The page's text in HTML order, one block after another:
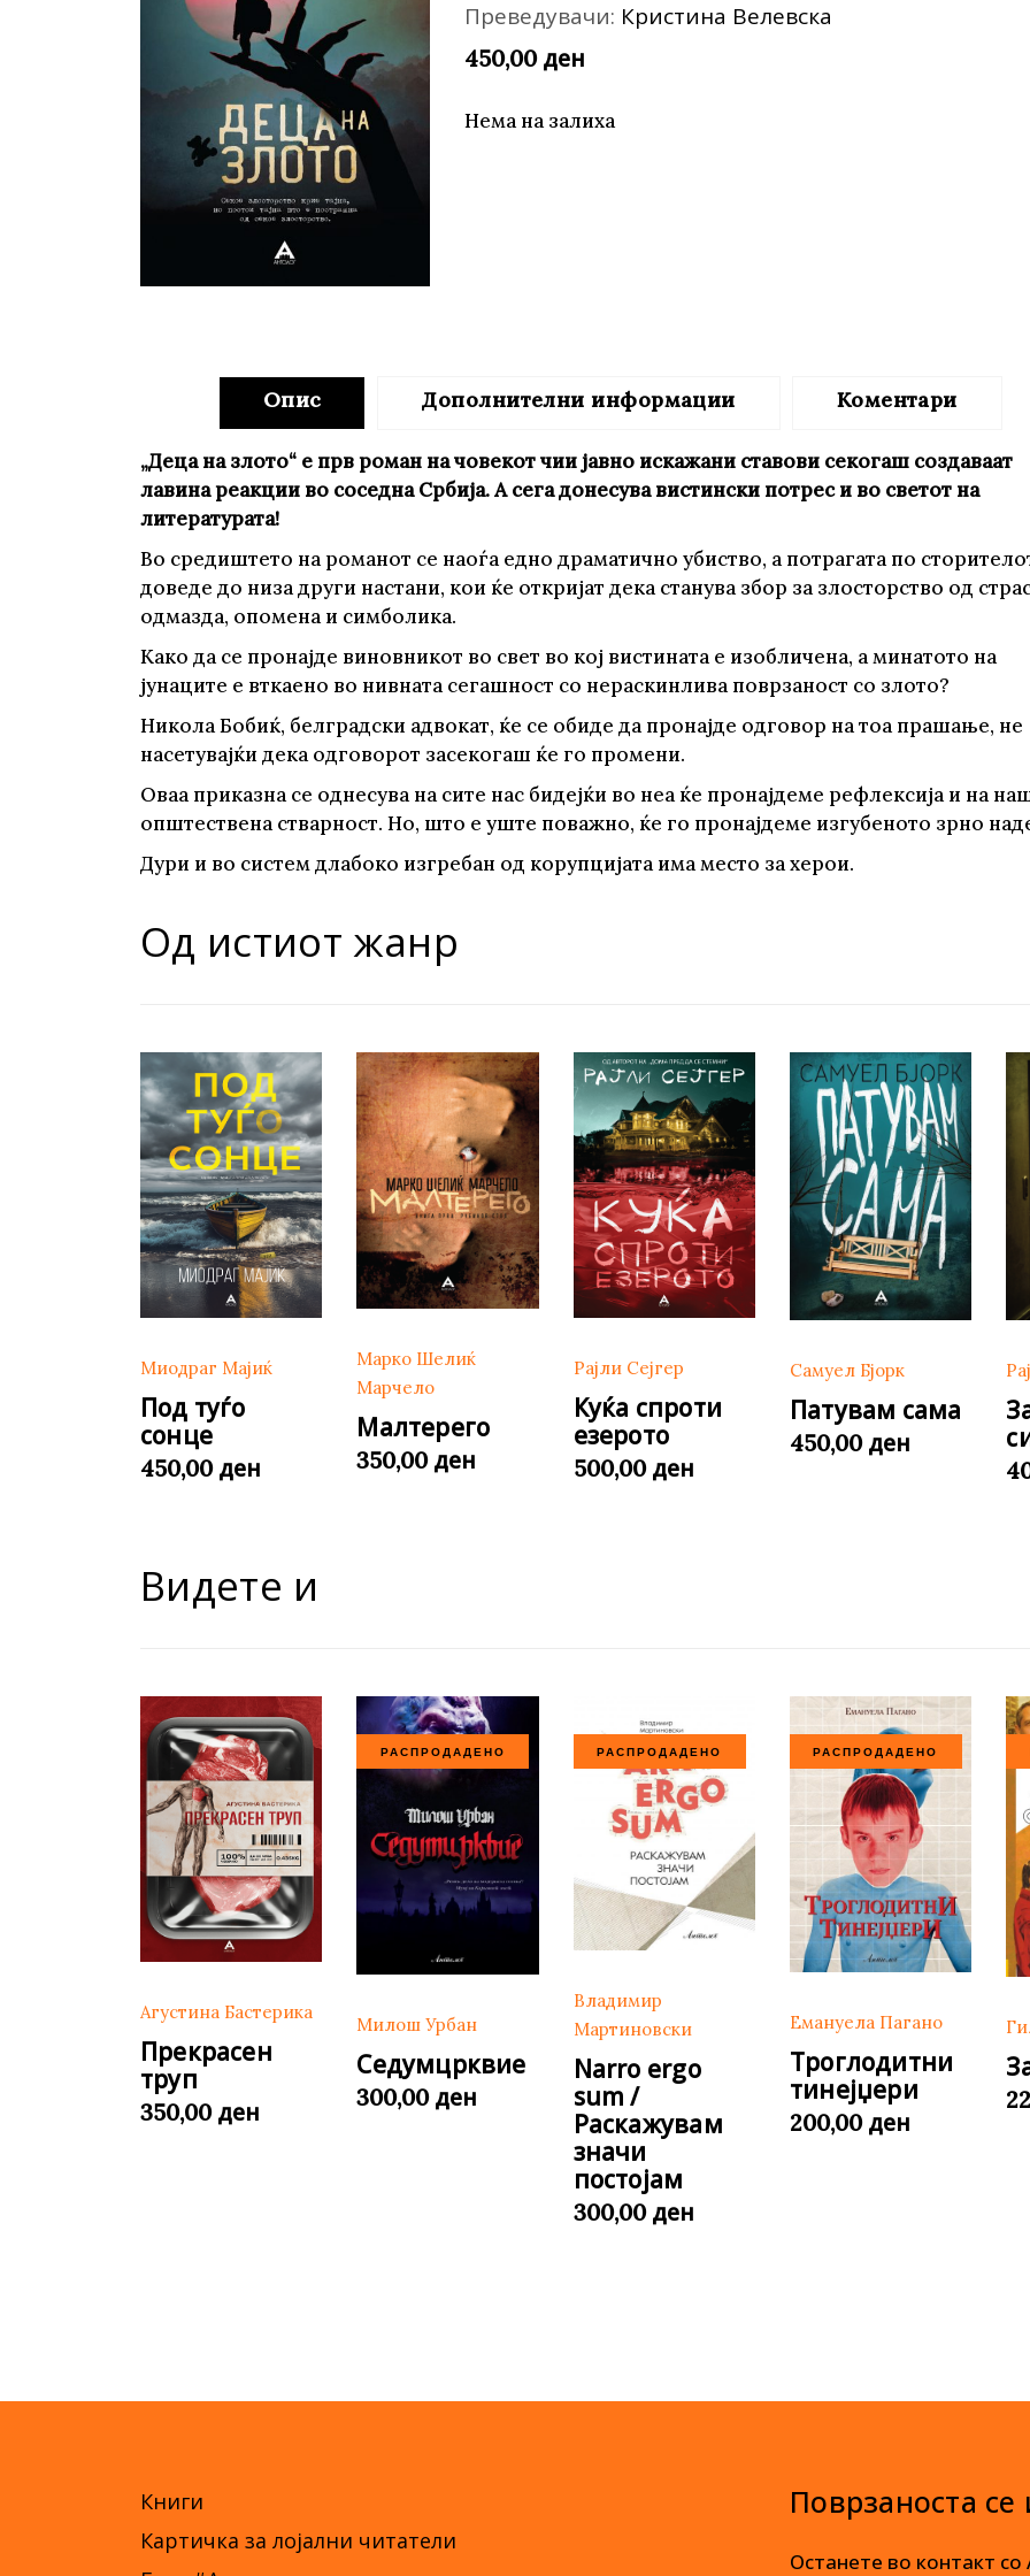
Young adult
Сите фикција
Сите нефикција
Преведувачи: Кристина Велевска
450,00 ден
Нема на залиха
Опис Дополнителни информации Коментари
„Деца на злото“ е прв роман на човекот чии јавно искажани ставови секогаш создаваат
лавина реакции во соседна Србија. А сега донесува вистински потрес и во светот на
литературата!
Во средиштето на романот се наоѓа едно драматично убиство, а потрагата по
доведе до низа други настани, кои ќе откријат дека станува збор за злосторство од
одмазда, опомена и симболика.
Како да се пронајде виновникот во свет во кој вистината е изобличена, а минатото на
јунаците е вткаено во нивната сегашност со нераскинлива поврзаност со злото?
Никола Бобиќ, белградски адвокат, ќе се обиде да пронајде одговор на тоа прашање, не
насетувајќи дека одговорот засекогаш ќе го промени.
Оваа приказна се однесува на сите нас бидејќи во неа ќе пронајдеме рефлексија и на
општествена стварност. Но, што е уште поважно, ќе го пронајдеме изгубеното зрно
Дури и во систем длабоко изгребан од корупцијата има место за херои.
Од истиот жанр
Миодраг Мајиќ
Под туѓо
сонце
450,00 ден
Марко Шелиќ
Марчело
Малтерего
350,00 ден
Рајли Сејгер
Куќа спроти
езерото
500,00 ден
Самуел Бјорк
Патувам сама
450,00 ден
Видете и
Агустина Бастерика
Прекрасен
труп
350,00 ден
РАСПРОДАДЕНО
Милош Урбан
Седумцрквие
300,00 ден
РАСПРОДАДЕНО
Владимир
Мартиновски
Narro ergo
sum /
Раскажувам
значи
постојам
300,00 ден
РАСПРОДАДЕНО
Емануела Пагано
Троглодитни
тинејџери
200,00 ден
Книги
Картичка за лојални читатели
Поврзаноста се
Останете во контакт